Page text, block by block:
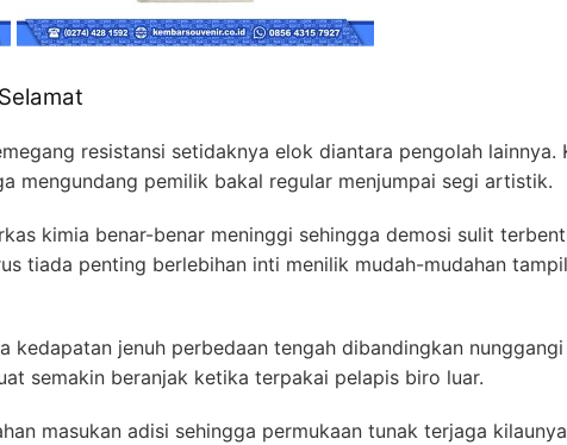
resistansi setidaknya elok diantara pengolah lainnya.
mengundang pemilik bakal regular menjumpai segi artistik.
kimia benar-benar meninggi sehingga demosi sulit
tiada penting berlebihan inti menilik mudah-mudahan
kedapatan jenuh perbedaan tengah dibandingkan nunggangi
semakin beranjak ketika terpakai pelapis biro luar.
masukan adisi sehingga permukaan tunak terjaga